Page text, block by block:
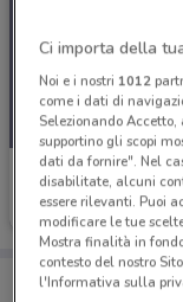
Sigma
Scade lunedì
Porta
Ci importa della
Noi e i nostri 1012
come i dati di
Selezionando
supportino gli scopi
dati da fornire". Nel
disabilitate, alcuni
essere rilevanti. Puoi
modificare le tue
Mostra finalità in
contesto del nostro
l'Informativa sulla